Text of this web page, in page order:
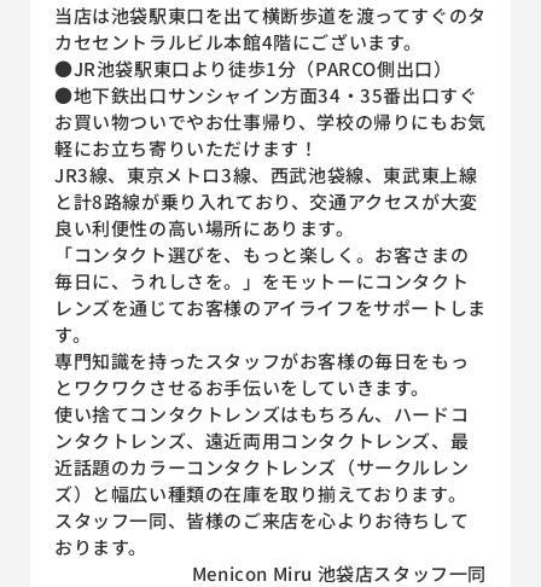
当店は池袋駅東口を出て横断歩道を渡ってすぐのタ
カセセントラルビル本館4階にございます。
●JR池袋駅東口より徒歩1分（PARCO側出口）
●地下鉄出口サンシャイン方面34・35番出口すぐ
お買い物ついでやお仕事帰り、学校の帰りにもお気
軽にお立ち寄りいただけます！
JR3線、東京メトロ3線、西武池袋線、東武東上線
と計8路線が乗り入れており、交通アクセスが大変
良い利便性の高い場所にあります。
「コンタクト選びを、もっと楽しく。お客さまの
毎日に、うれしさを。」をモットーにコンタクト
レンズを通じてお客様のアイライフをサポートしま
す。
専門知識を持ったスタッフがお客様の毎日をもっ
とワクワクさせるお手伝いをしていきます。
使い捨てコンタクトレンズはもちろん、ハードコ
ンタクトレンズ、遠近両用コンタクトレンズ、最
近話題のカラーコンタクトレンズ（サークルレン
ズ）と幅広い種類の在庫を取り揃えております。
スタッフ一同、皆様のご来店を心よりお待ちして
おります。
Menicon Miru 池袋店スタッフ一同